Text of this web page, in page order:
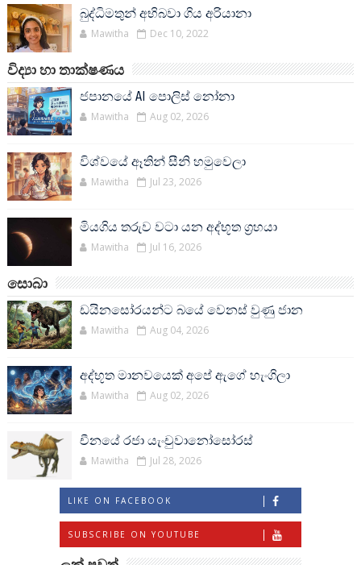
බුද්ධිමතුන් අභිබවා ගිය අරියානා
Mawitha Dec 10, 2022
විද්‍යා හා තාක්ෂණය
ජපානයේ AI පොලිස් නෝනා
Mawitha Aug 02, 2026
විශ්වයේ ඈතින් සීනි හමුවෙලා
Mawitha Jul 23, 2026
මියගිය තරුව වටා යන අද්භූත ග්‍රහයා
Mawitha Jul 16, 2026
සොබා
ඩයිනසෝරයන්ට බයේ වෙනස් වුණු ජාන
Mawitha Aug 04, 2026
අද්භූත මානවයෙක් අපේ ඇගේ හැංගිලා
Mawitha Aug 02, 2026
චීනයේ රජා යැංචුවානෝසෝරස්
Mawitha Jul 28, 2026
LIKE ON FACEBOOK
SUBSCRIBE ON YOUTUBE